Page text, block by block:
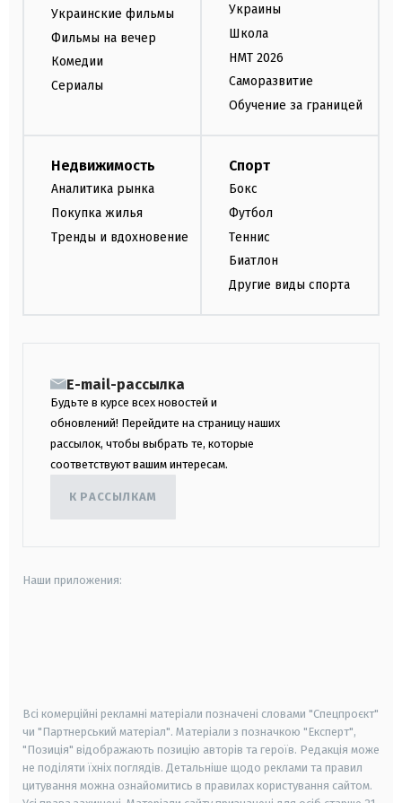
Украинские фильмы
Фильмы на вечер
Комедии
Сериалы
Украины
Школа
НМТ 2026
Саморазвитие
Обучение за границей
Недвижимость
Аналитика рынка
Покупка жилья
Тренды и вдохновение
Спорт
Бокс
Футбол
Теннис
Биатлон
Другие виды спорта
E-mail-рассылка
Будьте в курсе всех новостей и
обновлений! Перейдите на страницу наших
рассылок, чтобы выбрать те, которые
соответствуют вашим интересам.
К РАССЫЛКАМ
Наши приложения:
Всі комерційні рекламні матеріали позначені словами "Спецпроєкт"
чи "Партнерський матеріал". Матеріали з позначкою "Експерт",
"Позиція" відображають позицію авторів та героїв. Редакція може
не поділяти їхніх поглядів. Детальніше щодо реклами та правил
цитування можна ознайомитись в правилах користування сайтом.